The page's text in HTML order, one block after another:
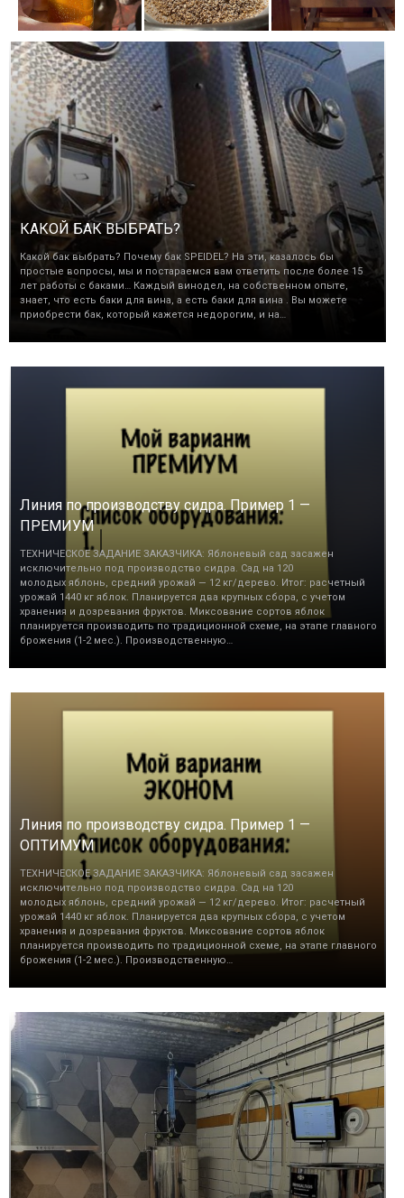
КАКОЙ БАК ВЫБРАТЬ?
Какой бак выбрать? Почему бак SPEIDEL? На эти, казалось бы
простые вопросы, мы и постараемся вам ответить после более 15
лет работы с баками… Каждый винодел, на собственном опыте,
знает, что есть баки для вина, а есть баки для вина . Вы можете
приобрести бак, который кажется недорогим, и на…
Линия по производству сидра. Пример 1 —
ПРЕМИУМ
ТЕХНИЧЕСКОЕ ЗАДАНИЕ ЗАКАЗЧИКА: Яблоневый сад засажен
исключительно под производство сидра. Сад на 120
молодых яблонь, средний урожай — 12 кг/дерево. Итог: расчетный
урожай 1440 кг яблок. Планируется два крупных сбора, с учетом
хранения и дозревания фруктов. Миксование сортов яблок
планируется производить по традиционной схеме, на этапе главного
брожения (1-2 мес.). Производственную…
Линия по производству сидра. Пример 1 —
ОПТИМУМ
ТЕХНИЧЕСКОЕ ЗАДАНИЕ ЗАКАЗЧИКА: Яблоневый сад засажен
исключительно под производство сидра. Сад на 120
молодых яблонь, средний урожай — 12 кг/дерево. Итог: расчетный
урожай 1440 кг яблок. Планируется два крупных сбора, с учетом
хранения и дозревания фруктов. Миксование сортов яблок
планируется производить по традиционной схеме, на этапе главного
брожения (1-2 мес.). Производственную…